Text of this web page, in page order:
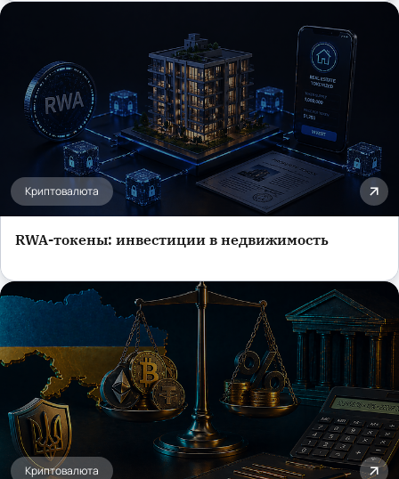
Криптовалюта
RWA-токены: инвестиции в недвижимость
Криптовалюта